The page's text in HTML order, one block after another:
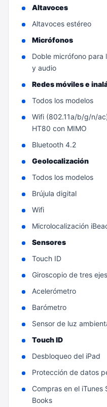
Altavoces
Altavoces estéreo
Micrófonos
Doble micrófono
y audio
Redes móviles e
Todos los modelos
Wifi (802.11a/b/g/n/
HT80 con MIMO
Bluetooth 4.2
Geolocalización
Todos los modelos
Brújula digital
Wifi
Microlocalización
Sensores
Touch ID
Giroscopio de tres ejes
Acelerómetro
Barómetro
Sensor de luz
Touch ID
Desbloqueo del iPad
Protección de datos
Compras en el
Books